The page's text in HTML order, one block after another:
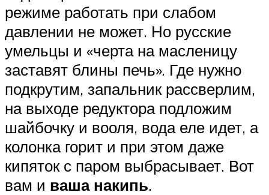
режиме работать при слабом
давлении не может. Но русские
умельцы и «черта на масленицу
заставят блины печь». Где нужно
подкрутим, запальник рассверлим,
на выходе редуктора подложим
шайбочку и вооля, вода еле идет, а
колонка горит и при этом даже
кипяток с паром выбрасывает. Вот
вам и ваша накипь.